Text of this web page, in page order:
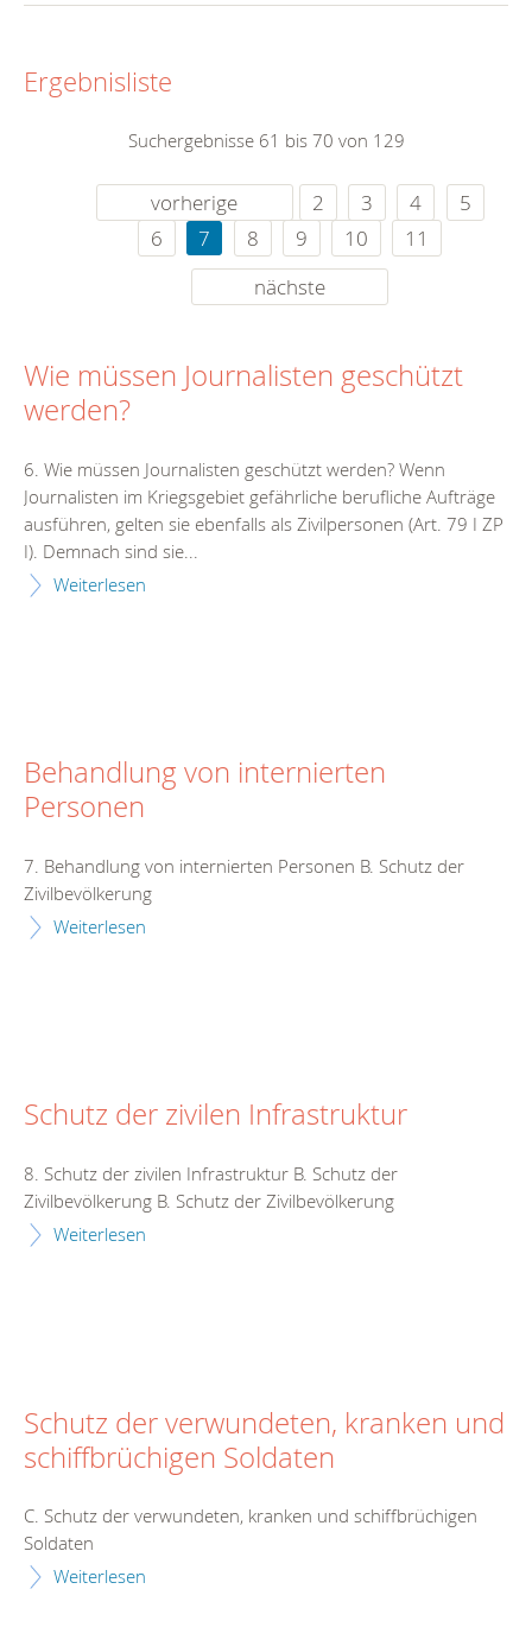
Ergebnisliste
Suchergebnisse 61 bis 70 von 129
vorherige 2 3 4
5
6
7 8 9 10
11
nächste
Wie müssen Journalisten geschützt
werden?
6. Wie müssen Journalisten geschützt werden? Wenn
Journalisten im Kriegsgebiet gefährliche berufliche Aufträge
ausführen, gelten sie ebenfalls als Zivilpersonen (Art. 79 I ZP
I). Demnach sind sie...
Weiterlesen
Behandlung von internierten
Personen
7. Behandlung von internierten Personen B. Schutz der
Zivilbevölkerung
Weiterlesen
Schutz der zivilen Infrastruktur
8. Schutz der zivilen Infrastruktur B. Schutz der
Zivilbevölkerung B. Schutz der Zivilbevölkerung
Weiterlesen
Schutz der verwundeten, kranken und
schiffbrüchigen Soldaten
C. Schutz der verwundeten, kranken und schiffbrüchigen
Soldaten
Weiterlesen